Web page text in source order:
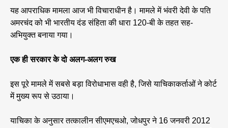
यह आपराधिक मामला आज भी विचाराधीन है। मामले में भंवरी देवी के पति
अमरचंद को भी भारतीय दंड संहिता की धारा 120-बी के तहत सह-
अभियुक्त बनाया गया।
एक ही सरकार के दो अलग-अलग रुख
इस पूरे मामले में सबसे बड़ा विरोधाभास वही है, जिसे याचिकाकर्ताओं ने कोर्ट
में मुख्य रूप से उठाया।
याचिका के अनुसार तत्कालीन सीएमएचओ, जोधपुर ने 16 जनवरी 2012